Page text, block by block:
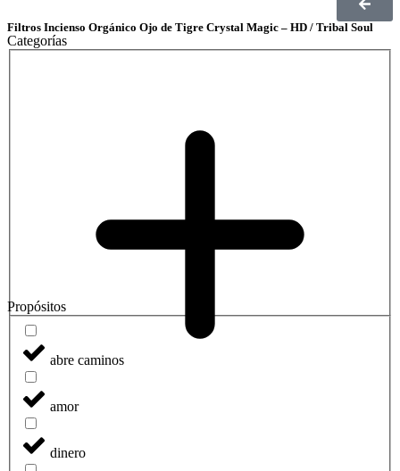
Filtros Incienso Orgánico Ojo de Tigre Crystal Magic – HD / Tribal Soul
Categorías
Propósitos
abre caminos
amor
dinero